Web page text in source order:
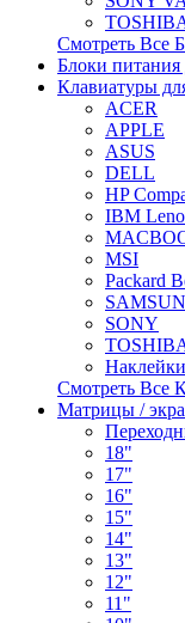
Смотреть Все
Блоки
Клавиатуры
ACER
APPLE
ASUS
DELL
HP
IBM
MSI
Packard
SONY
Смотреть Все
Матрицы /
18"
17"
16"
15"
14"
13"
12"
11"